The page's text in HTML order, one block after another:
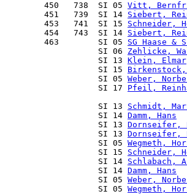
        450   738  SI 05
Vitt,
        451   739  SI 14
Siebert,
        453   741  SI 15
Schneider,
        454   743  SI 14
Siebert,
        463        SI 05
SG Haase &
                   SI 06
Zehlicke,
                   SI 13
Klein, Elmar
                   SI 15
                   SI 05
Weber,
                   SI 17
Pfeil,
                   SI 13
Schmidt,
                   SI 14
Damm, Hans
                   SI 13
Dornseifer,
                   SI 13
Dornseifer,
                   SI 05
Wegmeth,
                   SI 15
Schneider,
                   SI 14
Schlabach,
                   SI 14
Damm, Hans
                   SI 05
Weber,
                   SI 05
Wegmeth,